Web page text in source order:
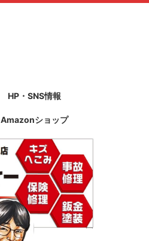
HP・SNS情報
Amazonショップ